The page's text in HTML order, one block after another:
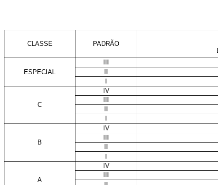
CLASSE
PADRÃO
ESPECIAL
C
IV
B
IV
A
IV